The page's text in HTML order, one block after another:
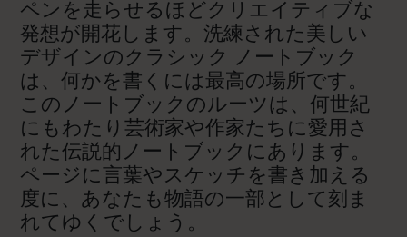
ペンを走らせるほどクリエイティブな
発想が開花します。洗練された美しい
デザインのクラシック ノートブック
は、何かを書くには最高の場所です。
このノートブックのルーツは、何世紀
にもわたり芸術家や作家たちに愛用さ
れた伝説的ノートブックにあります。
ページに言葉やスケッチを書き加える
度に、あなたも物語の一部として刻ま
れてゆくでしょう。